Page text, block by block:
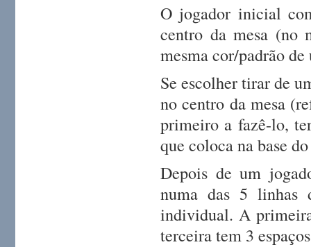
O jogador inicial
centro da mesa (no
mesma cor/padrão
Se escolher tirar de
no centro da mesa
primeiro a fazê-lo,
que coloca na base
Depois de um
numa das 5 linhas
individual. A
terceira tem 3